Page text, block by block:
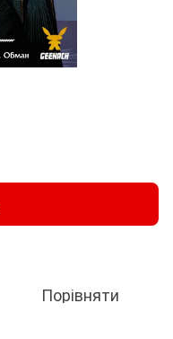
Порівняти